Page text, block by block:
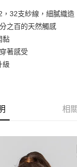
及費用金額請依後續交易
前往確認交易或遇審核未
，「大哥付你分期」於每
商品之後才付款」的支付
簡訊認證，即可結帳。
帳流程】
含以上)免運費
32支紗線，細膩織造
之百的天然觸感
黏
著感受
級
相